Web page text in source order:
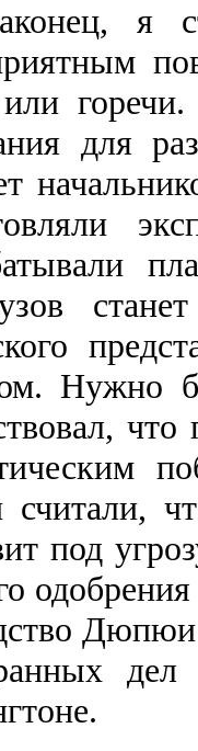
я
для
Нужно
считали,
под
Дюпюи